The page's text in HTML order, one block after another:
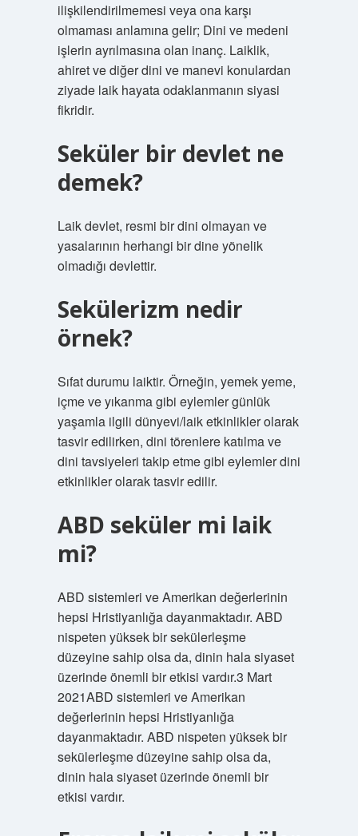
ilişkilendirilmemesi veya ona karşı
olmaması anlamına gelir; Dini ve medeni
işlerin ayrılmasına olan inanç. Laiklik,
ahiret ve diğer dini ve manevi konulardan
ziyade laik hayata odaklanmanın siyasi
fikridir.
Seküler bir devlet ne
demek?
Laik devlet, resmi bir dini olmayan ve
yasalarının herhangi bir dine yönelik
olmadığı devlettir.
Sekülerizm nedir
örnek?
Sıfat durumu laiktir. Örneğin, yemek yeme,
içme ve yıkanma gibi eylemler günlük
yaşamla ilgili dünyevi/laik etkinlikler olarak
tasvir edilirken, dini törenlere katılma ve
dini tavsiyeleri takip etme gibi eylemler dini
etkinlikler olarak tasvir edilir.
ABD seküler mi laik
mi?
ABD sistemleri ve Amerikan değerlerinin
hepsi Hristiyanlığa dayanmaktadır. ABD
nispeten yüksek bir sekülerleşme
düzeyine sahip olsa da, dinin hala siyaset
üzerinde önemli bir etkisi vardır.3 Mart
2021ABD sistemleri ve Amerikan
değerlerinin hepsi Hristiyanlığa
dayanmaktadır. ABD nispeten yüksek bir
sekülerleşme düzeyine sahip olsa da,
dinin hala siyaset üzerinde önemli bir
etkisi vardır.